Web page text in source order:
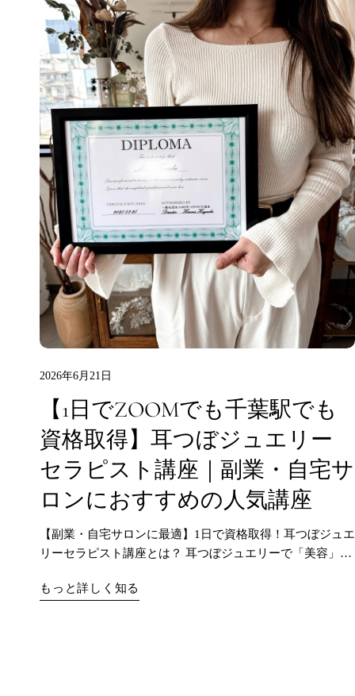
2026年6月21日
【1日でZOOMでも千葉駅でも
資格取得】耳つぼジュエリー
セラピスト講座｜副業・自宅サ
ロンにおすすめの人気講座
【副業・自宅サロンに最適】1日で資格取得！耳つぼジュエ
リーセラピスト講座とは？ 耳つぼジュエリーで「美容」と
ぐに副業や開業に活かせる♡
もっと詳しく知る